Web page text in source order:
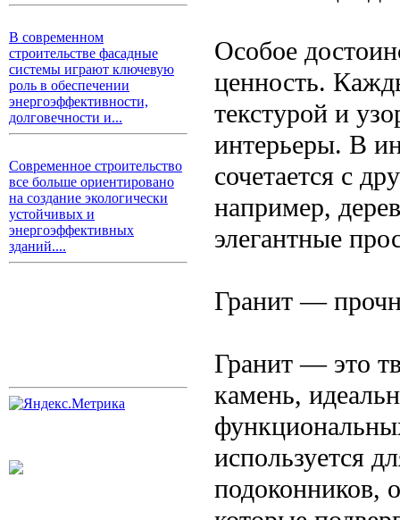
В современном
строительстве фасадные
системы играют ключевую
роль в обеспечении
энергоэффективности,
долговечности и...
Современное строительство
все больше ориентировано
на создание экологически
устойчивых и
энергоэффективных
зданий....
Особое
ценность.
текстурой и
интерьеры. В
сочетается с
например,
элегантные
Гранит —
Гранит — это
камень,
используется
подоконников,